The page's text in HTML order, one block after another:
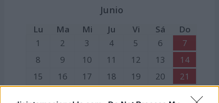
Junio
Lu Ma Mi Ju Vi Sá
Do
1
2 3 4 5 6
7
8
9 10 11 12 13
14
15
16 17 18 19 20
21